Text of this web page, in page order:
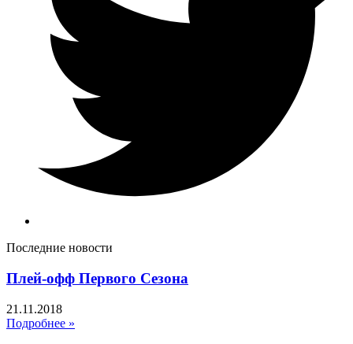
Последние новости
Плей-офф Первого Сезона
21.11.2018
Подробнее »